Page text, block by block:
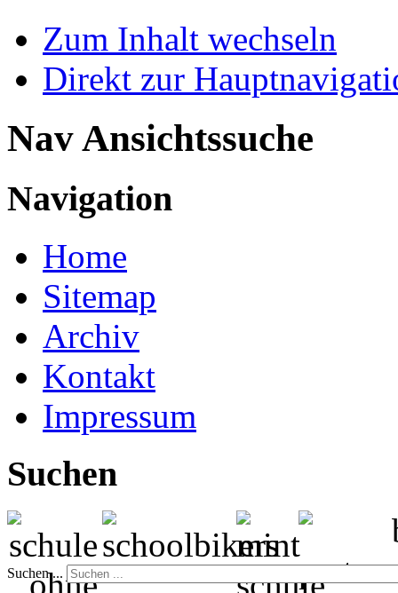
Zum Inhalt wechseln
Direkt zur
Nav Ansichtssuche
Navigation
Home
Sitemap
Archiv
Kontakt
Impressum
Suchen
Suchen ...